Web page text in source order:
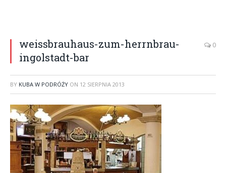
weissbrauhaus-zum-herrnbrau-
ingolstadt-bar
0
BY KUBA W PODRÓŻY ON 12 SIERPNIA 2013